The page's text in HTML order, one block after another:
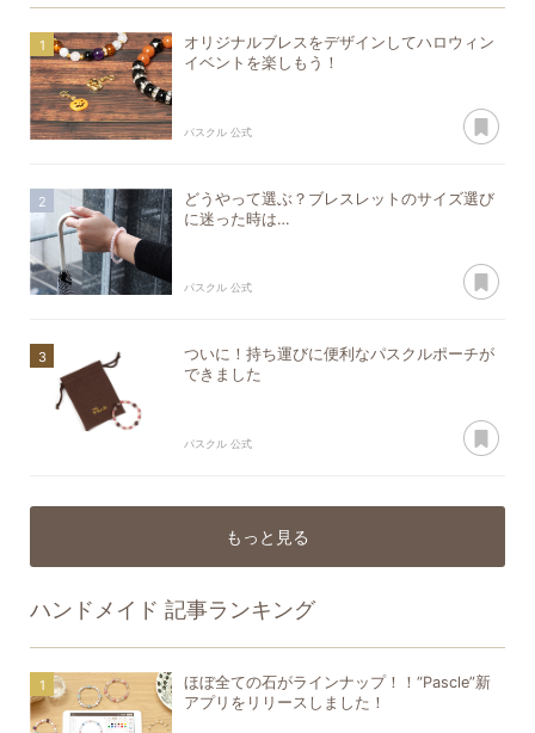
オリジナルブレスをデザインしてハロウィン
イベントを楽しもう！
パスクル 公式
どうやって選ぶ？ブレスレットのサイズ選び
に迷った時は…
パスクル 公式
ついに！持ち運びに便利なパスクルポーチが
できました
パスクル 公式
もっと見る
ハンドメイド 記事ランキング
ほぼ全ての石がラインナップ！！“Pascle”新
アプリをリリースしました！